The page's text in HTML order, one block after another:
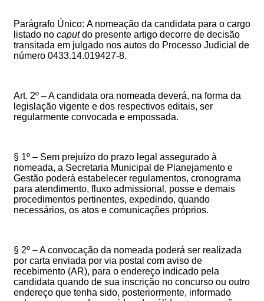
Parágrafo Único: A nomeação da candidata para o cargo
listado no caputdo presente artigo decorre de decisão
transitada em julgado nos autos do Processo Judicial de
número 0433.14.019427-8.
Art. 2º – A candidata ora nomeada deverá, na forma da
legislação vigente e dos respectivos editais, ser
regularmente convocada e empossada.
§ 1º – Sem prejuízo do prazo legal assegurado à
nomeada, a Secretaria Municipal de Planejamento e
Gestão poderá estabelecer regulamentos, cronograma
para atendimento, fluxo admissional, posse e demais
procedimentos pertinentes, expedindo, quando
necessários, os atos e comunicações próprios.
§ 2º – A convocação da nomeada poderá ser realizada
por carta enviada por via postal com aviso de
recebimento (AR), para o endereço indicado pela
candidata quando de sua inscrição no concurso ou outro
endereço que tenha sido, posteriormente, informado